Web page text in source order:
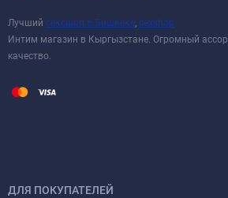
Лучший сексшоп в Бишкеке sexshop
Интим магазин в Кыргызстане. Огромный
качество.
ДЛЯ ПОКУПАТЕЛЕЙ